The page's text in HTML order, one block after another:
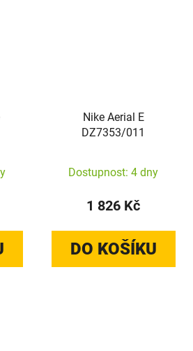
Nike Aerial E
DZ7353/011
Dostupnost: 4 dny
1 826 Kč
DO KOŠÍKU